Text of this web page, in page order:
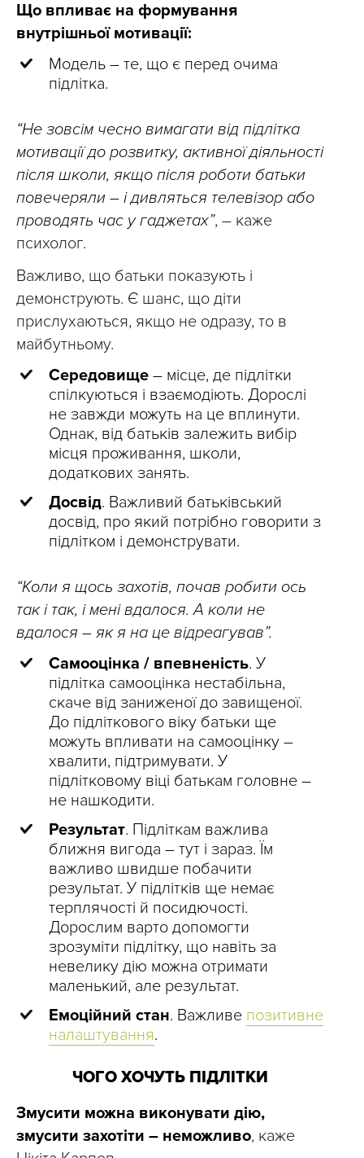
Що впливає на формування
внутрішньої мотивації:
Модель – те, що є перед очима
підлітка.
“Не зовсім чесно вимагати від підлітка
мотивації до розвитку, активної діяльності
після школи, якщо після роботи батьки
повечеряли – і дивляться телевізор або
проводять час у гаджетах”, – каже
психолог.
Важливо, що батьки показують і
демонструють. Є шанс, що діти
прислухаються, якщо не одразу, то в
майбутньому.
Середовище – місце, де підлітки
спілкуються і взаємодіють. Дорослі
не завжди можуть на це вплинути.
Однак, від батьків залежить вибір
місця проживання, школи,
додаткових занять.
Досвід. Важливий батьківський
досвід, про який потрібно говорити з
підлітком і демонструвати.
“Коли я щось захотів, почав робити ось
так і так, і мені вдалося. А коли не
вдалося – як я на це відреагував”.
Самооцінка / впевненість. У
підлітка самооцінка нестабільна,
скаче від заниженої до завищеної.
До підліткового віку батьки ще
можуть впливати на самооцінку –
хвалити, підтримувати. У
підлітковому віці батькам головне –
не нашкодити.
Результат. Підліткам важлива
ближня вигода – тут і зараз. Їм
важливо швидше побачити
результат. У підлітків ще немає
терплячості й посидючості.
Дорослим варто допомогти
зрозуміти підлітку, що навіть за
невелику дію можна отримати
маленький, але результат.
Емоційний стан. Важливе позитивне
налаштування.
ЧОГО ХОЧУТЬ ПІДЛІТКИ
Змусити можна виконувати дію,
змусити захотіти – неможливо, каже